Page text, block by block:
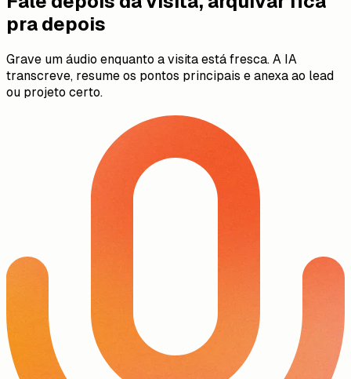
instalação de maio.
Gerado em: 12 abr 2026, 10:32
Fale depois da visita, arquivar fica
Grave um áudio enquanto a visita está fresca. A IA
transcreve, resume os pontos principais e anexa ao lead
ou projeto certo.